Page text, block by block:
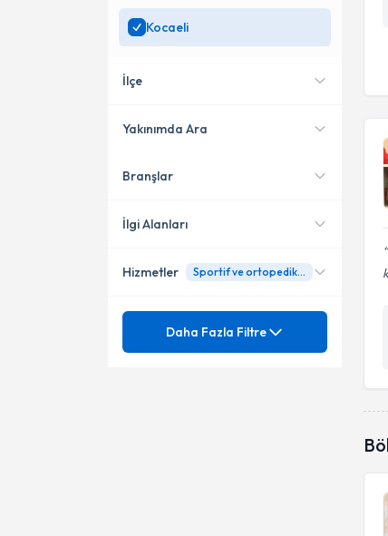
Kocaeli
İlçe
Gebze
Gölcük
Yakınımda Ara
Konumuma yakın uzmanları
Branşlar
Fizyoterapi
Osteopati
İlgi Alanları
Aşil Tendonu Yaralanmaları
Hizmetler Sportif ve ortopedik sakatlıklara yönelik osteopathy ve manual therapy uygulaması
Mezuniyet
Daha Fazla Filtre